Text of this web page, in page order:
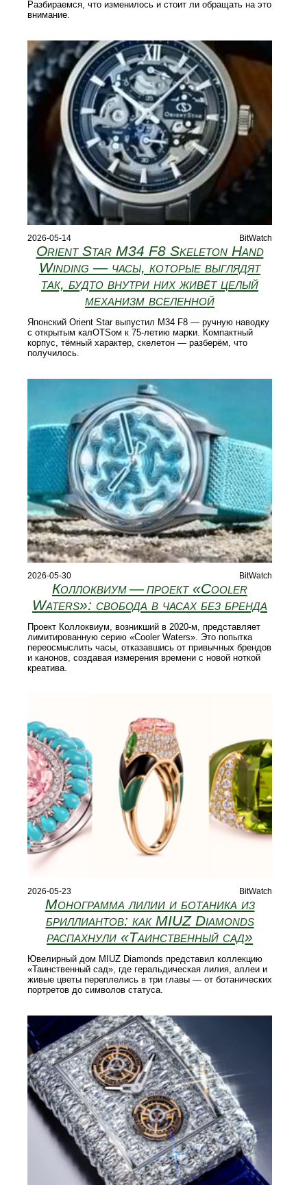
Разбираемся, что изменилось и стоит ли обращать на это
внимание.
2026-05-14 BitWatch
Orient Star M34 F8 Skeleton Hand
Winding — часы, которые выглядят
так, будто внутри них живёт целый
механизм вселенной
Японский Orient Star выпустил M34 F8 — ручную наводку
с открытым калOTSом к 75-летию марки. Компактный
корпус, тёмный характер, скелетон — разберём, что
получилось.
2026-05-30 BitWatch
Коллоквиум — проект «Cooler
Waters»: свобода в часах без бренда
Проект Коллоквиум, возникший в 2020‑м, представляет
лимитированную серию «Cooler Waters». Это попытка
переосмыслить часы, отказавшись от привычных брендов
и канонов, создавая измерения времени с новой ноткой
креатива.
2026-05-23 BitWatch
Монограмма лилии и ботаника из
бриллиантов: как MIUZ Diamonds
распахнули «Таинственный сад»
Ювелирный дом MIUZ Diamonds представил коллекцию
«Таинственный сад», где геральдическая лилия, аллеи и
живые цветы переплелись в три главы — от ботанических
портретов до символов статуса.